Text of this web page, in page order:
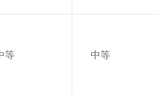
等 中等